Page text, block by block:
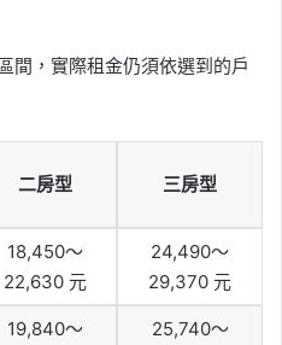
間，實際租金仍須依選到的戶
二房型 三房型
18,450～
22,630 元
24,490～
29,370 元
19,840～
25,740～